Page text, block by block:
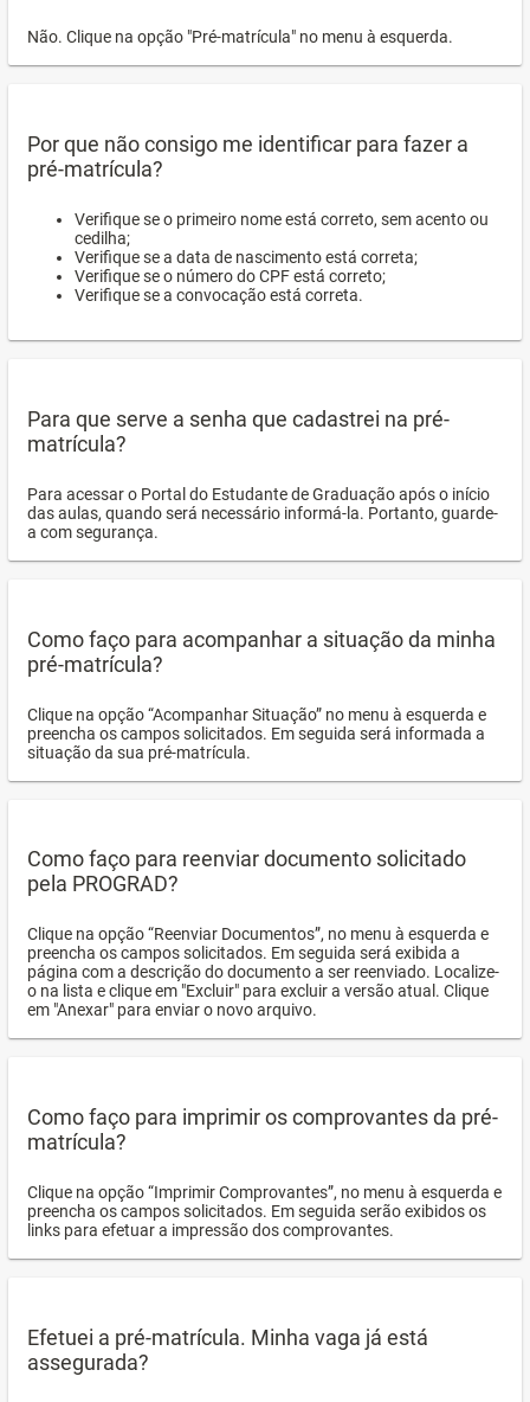
Não. Clique na opção "Pré-matrícula" no menu à esquerda.
Por que não consigo me identificar para fazer a
pré-matrícula?
Verifique se o primeiro nome está correto, sem acento ou
cedilha;
Verifique se a data de nascimento está correta;
Verifique se o número do CPF está correto;
Verifique se a convocação está correta.
Para que serve a senha que cadastrei na pré-
matrícula?
Para acessar o Portal do Estudante de Graduação após o início
das aulas, quando será necessário informá-la. Portanto, guarde-
a com segurança.
Como faço para acompanhar a situação da minha
pré-matrícula?
Clique na opção “Acompanhar Situação” no menu à esquerda e
preencha os campos solicitados. Em seguida será informada a
situação da sua pré-matrícula.
Como faço para reenviar documento solicitado
pela PROGRAD?
Clique na opção “Reenviar Documentos”, no menu à esquerda e
preencha os campos solicitados. Em seguida será exibida a
página com a descrição do documento a ser reenviado. Localize-
o na lista e clique em "Excluir" para excluir a versão atual. Clique
em "Anexar" para enviar o novo arquivo.
Como faço para imprimir os comprovantes da pré-
matrícula?
Clique na opção “Imprimir Comprovantes”, no menu à esquerda e
preencha os campos solicitados. Em seguida serão exibidos os
links para efetuar a impressão dos comprovantes.
Efetuei a pré-matrícula. Minha vaga já está
assegurada?